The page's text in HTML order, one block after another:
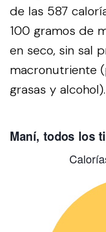
de las 587
100 gramos de
en seco, sin sal
macronutriente
grasas y alcohol).